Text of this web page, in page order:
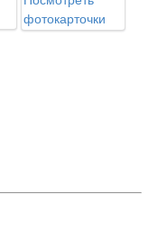
фотокарточки